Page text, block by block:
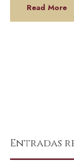
Read More
Entradas